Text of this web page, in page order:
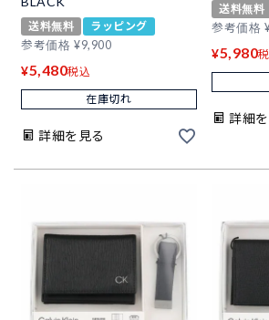
送料無料
ラッピング
参考価格 ¥9,900
¥5,480税込
在庫切れ
詳細を見る
送料無料
参考価格
¥5,980
詳細